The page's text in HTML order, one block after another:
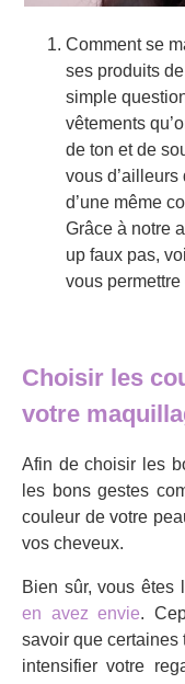
Comment se
ses produits
simple
vêtements
de ton et de
vous
d’une même
Grâce à notre
up faux pas,
vous
Choisir les
votre
Afin de choisir les
les bons gestes
couleur de votre
vos cheveux.
Bien sûr, vous êtes
en avez envie.
savoir que certaines
intensifier votre